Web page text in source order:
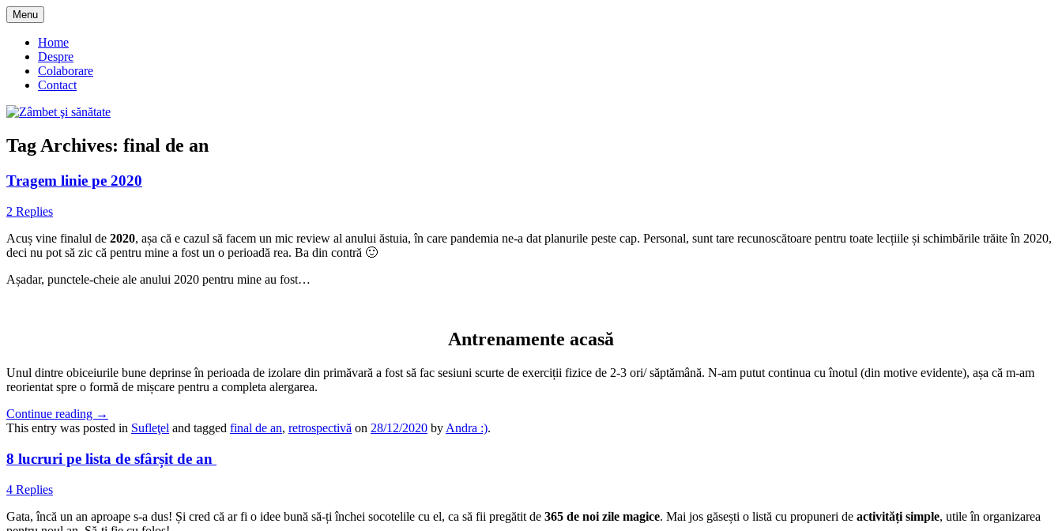
Skip
to
content
Zâmbet şi sănătate
Menu
Home
Despre
Colaborare
Contact
Tag Archives: final de an
Tragem linie pe 2020
2 Replies
Acuș vine finalul de 2020, așa că e cazul să facem un mic review al anului ăstuia, în care pandemia ne-a dat planurile peste cap. Personal, sunt tare recunoscătoare pentru toate lecțiile și schimbările trăite în 2020,
deci nu pot să zic că pentru mine a fost un o perioadă rea. Ba din contră 🙂
Așadar, punctele-cheie ale anului 2020 pentru mine au fost…
Antrenamente acasă
Unul dintre obiceiurile bune deprinse în perioada de izolare din primăvară a fost să fac sesiuni scurte de exerciții fizice de 2-3 ori/ săptămână. N-am putut continua cu înotul (din motive evidente), așa că m-am
reorientat spre o formă de mișcare pentru a completa alergarea.
Continue reading →
This entry was posted in Sufleţel and tagged final de an, retrospectivă on 28/12/2020 by Andra :).
8 lucruri pe lista de sfârșit de an
4 Replies
Gata, încă un an aproape s-a dus! Și cred că ar fi o idee bună să-ți închei socotelile cu el, ca să fii pregătit de 365 de noi zile magice. Mai jos găsești o listă cu propuneri de activități simple, utile în organizarea